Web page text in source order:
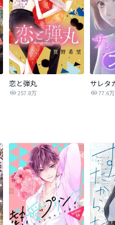
恋と弾丸
257.8万 77.6万